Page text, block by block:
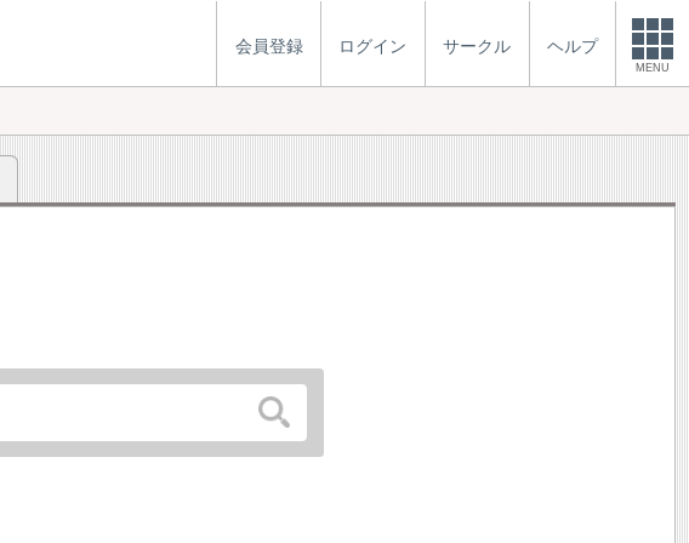
会員登録 ログイン サークル ヘルプ
MENU